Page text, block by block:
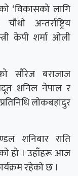
‘विकासको लागि
अन्तर्राष्ट्रिय
केपी शर्मा ओली
सौरेज बराजाज
शनिल नेपाल र
लोकबहादुर
शनिबार राति
हो । उहाँहरू आज
रहेको छ ।